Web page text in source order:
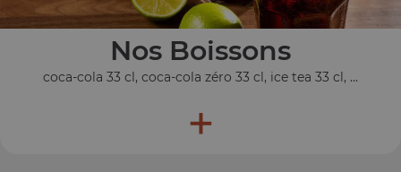
Nos Boissons
coca-cola 33 cl, coca-cola zéro 33 cl, ice tea 33 cl, ...
+